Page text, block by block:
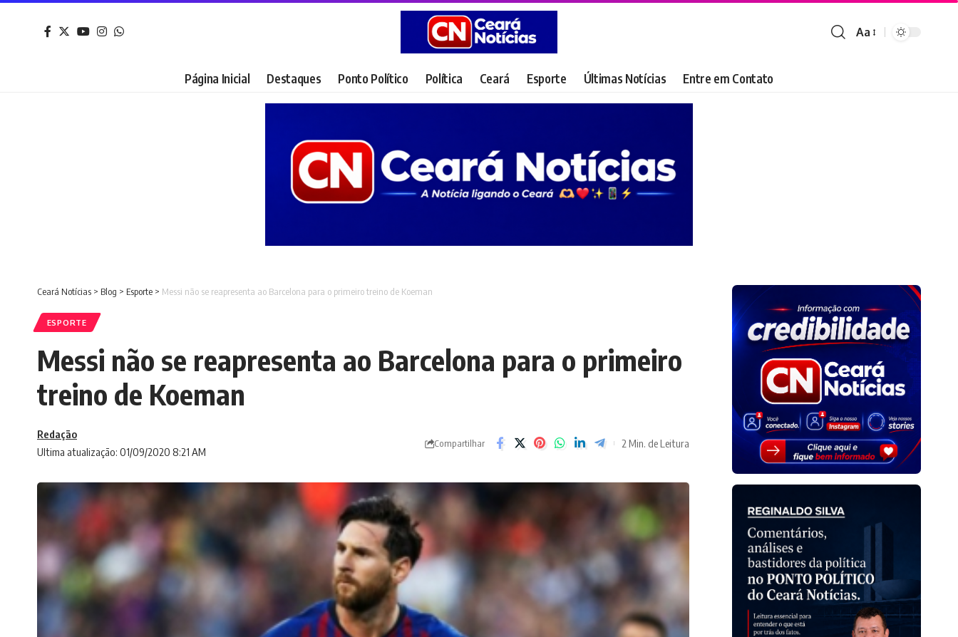
Font
Aa
Página Inicial Destaques Ponto Político Política Ceará Esporte Últimas Notícias Entre em Contato
Ceará Notícias > Blog > Esporte > Messi não se reapresenta ao Barcelona para o primeiro treino de Koeman
ESPORTE
Messi não se reapresenta ao Barcelona para o primeiro
treino de Koeman
Ultima atualização: 01/09/2020 8:21 AM
Redação
Compartilhar 2 Min. de Leitura